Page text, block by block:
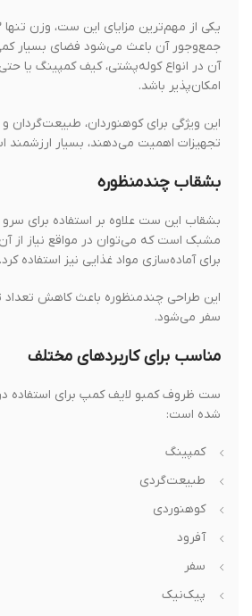
یکی
جمع‌وجور آن باعث می‌شود فضای بسیار کمی
آن در انواع کوله‌پشتی، کیف کمپینگ یا حتی
امکان‌پذیر باشد.
این ویژگی برای کوهنوردان، طبیعت‌گردان و
تجهیزات اهمیت می‌دهند، بسیار ارزشمند است.
بشقاب چندمنظوره
بشقاب این ست علاوه بر استفاده برای سرو
مشبک است که می‌توان در مواقع نیاز از آن
برای آماده‌سازی مواد غذایی نیز استفاده کرد.
این طراحی چندمنظوره باعث کاهش تعداد
سفر می‌شود.
مناسب برای کاربردهای مختلف
ست ظروف کمبو لایف کمپ برای استفاده در
شده است:
کمپینگ
طبیعت‌گردی
کوهنوردی
آفرود
سفر
پیک‌نیک